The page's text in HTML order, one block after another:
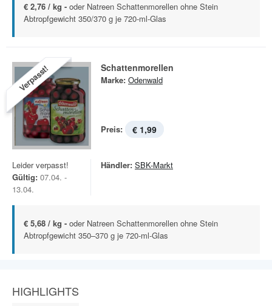
€ 2,76 / kg - oder Natreen Schattenmorellen ohne Stein
Abtropfgewicht 350/370 g je 720-ml-Glas
Verpasst! Schattenmorellen
Marke: Odenwald
Preis: € 1,99
Leider verpasst!
Gültig: 07.04. -
13.04.
Händler: SBK-Markt
€ 5,68 / kg - oder Natreen Schattenmorellen ohne Stein
Abtropfgewicht 350–370 g je 720-ml-Glas
HIGHLIGHTS